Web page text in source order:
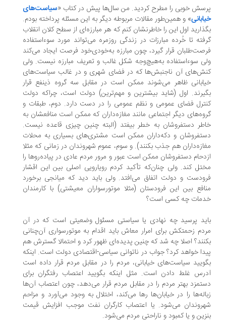
خوبی را مطرح کردید. من سال‌ها پیش در کتاب «سیاست‌های
» و همین‌طور مقالات مربوطه دیگر به این مسئله پرداخته بودم.
اول این را خاطرنشان کنم که هر مبارزه‌ای از سطح کلان انقلاب
تا خُرده‌ مبارزات در زندگی روزمره می‌تواند مورد سوءاستفاده
قرار گیرد، چون مبارزه به‌خودی‌خود فرصت ایجاد می‌کند
سوءاستفاده به‌هیچ‌وجه شکل غالب و تعریف مبارزه نیست. ولی
آن ناجنبش‌ها که در فضای شهری و در غالب سیاست‌های
ظاهر می‌شوند ممکن است در مقابل سه گروه ذینفع قرار
اول (شاید بیشترین و مهم‌ترین) دولت است، چراکه دولت
فضای عمومی و نظم عمومی را در دست دارد. دوم، طبقات و
دیگر اجتماعی مانند مغازه‌داران که ممکن است منافعشان به
دستفروشان به خطر بیفتد (البته چنین چیزی قاعده نیست.
و دکه‌داران ممکن است مشتری‌های بسیاری به محلات
هم جذب بکنند). و سوم، عموم شهروندان در زمانی که مثلا
دستفروشان ممکن است عبور و مرور مردم عادی در پیاده‌روها را
کند. ولی چنان‌که تأکید کردم رویارویی اصلی بین این اقشار
و دولت اتفاق می‌افتد. ولی باید دید که میانجی برخورد
بین این فرودستان (مثلا موتورسواران معیشتی) با کارمندان
چه کسی است؟
پرسید چه نهادی یا سیاستی مسئول وضعیتی است که در آن
زحمتکش برای امرار معاش باید اقدام به موتورسواری آن‌چنانی
اصلا چه شد که چنین پدیده‌ای ظهور کرد و احتمالا گسترش هم
خواهد کرد؟ جواب در ناتوانی سیاسی-اقتصادی دولت است. اینکه
سیاست‌های خیابانی، مردم را در مقابل مردم قرار داده است
غلط‌ دادن است. مثل اینکه بگویید اعتصاب رفتگران برای
بهتر مردم را در مقابل مردم قرار می‌دهد، چون اعتصاب آن‌ها
را در خیابان‌ها رها می‌کند، اختلال به وجود می‌آورد و مزاحم
می‌شود. یا اعتصاب کارگران نفت موجب افزایش قیمت
و یا کمبود و ناراحتی مردم می‌شود.